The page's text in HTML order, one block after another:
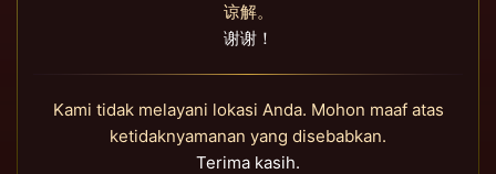
谅解。
谢谢！
Kami tidak melayani lokasi Anda. Mohon maaf atas
ketidaknyamanan yang disebabkan.
Terima kasih.